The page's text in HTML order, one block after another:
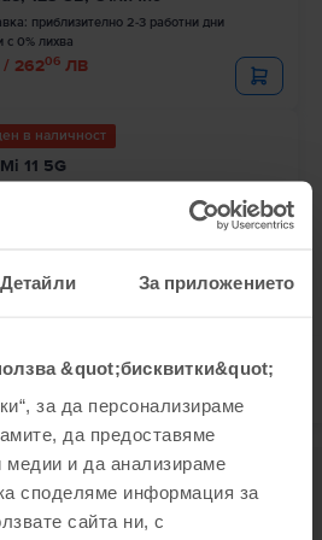
Детайли За приложението
&quot;бисквитки&quot;
за да персонализираме
да предоставяме
и да анализираме
споделяме информация за
сайта ни, с
приблизително 2-3 работни дни
с 0% лихва
26206 ЛВ
в наличност
11 5G
Gray, 128 GB, Добро
приблизително 2-3 работни дни
Red, 128 GB, Като нов